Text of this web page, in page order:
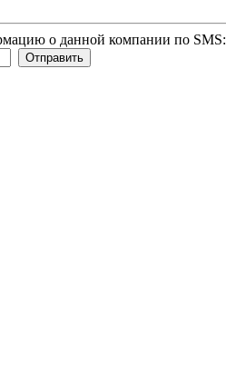
о данной компании по SMS: